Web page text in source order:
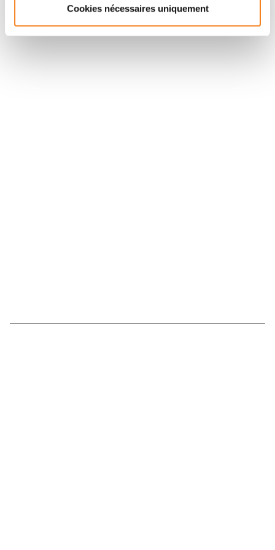
Cookies nécessaires uniquement